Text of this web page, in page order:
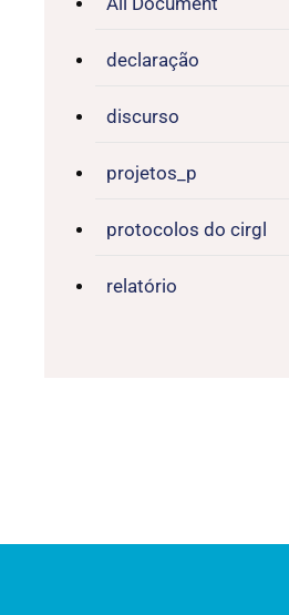
declaração
discurso
projetos_p
protocolos do cirgl
relatório